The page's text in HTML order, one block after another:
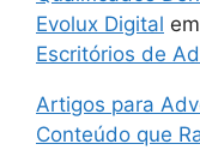
Evolux Digital em
Escritórios de
Artigos para
Conteúdo que